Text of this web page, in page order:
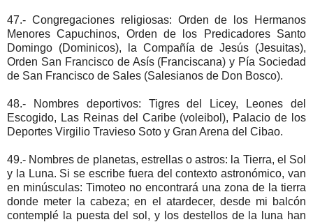
47.- Congregaciones religiosas: Orden de los Hermanos
Menores Capuchinos, Orden de los Predicadores Santo
Domingo (Dominicos), la Compañía de Jesús (Jesuitas),
Orden San Francisco de Asís (Franciscana) y Pía Sociedad
de San Francisco de Sales (Salesianos de Don Bosco).
48.- Nombres deportivos: Tigres del Licey, Leones del
Escogido, Las Reinas del Caribe (voleibol), Palacio de los
Deportes Virgilio Travieso Soto y Gran Arena del Cibao.
49.- Nombres de planetas, estrellas o astros: la Tierra, el Sol
y la Luna. Si se escribe fuera del contexto astronómico, van
en minúsculas: Timoteo no encontrará una zona de la tierra
donde meter la cabeza; en el atardecer, desde mi balcón
contemplé la puesta del sol, y los destellos de la luna han